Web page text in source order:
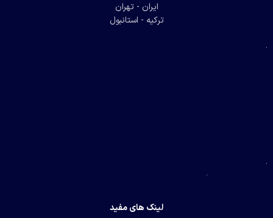
ایران - تهران
ترکیه - استانبول
لینک های مفید